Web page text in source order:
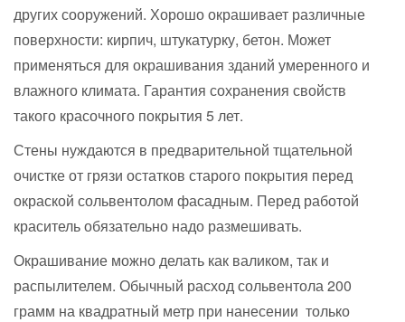
других сооружений. Хорошо окрашивает различные
поверхности: кирпич, штукатурку, бетон. Может
применяться для окрашивания зданий умеренного и
влажного климата. Гарантия сохранения свойств
такого красочного покрытия 5 лет.
Стены нуждаются в предварительной тщательной
очистке от грязи остатков старого покрытия перед
окраской сольвентолом фасадным. Перед работой
краситель обязательно надо размешивать.
Окрашивание можно делать как валиком, так и
распылителем. Обычный расход сольвентола 200
грамм на квадратный метр при нанесении только